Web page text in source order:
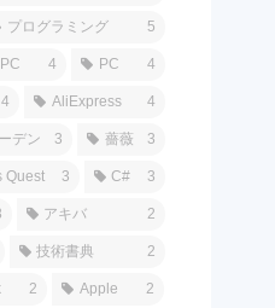
プログラミング 5
4 PC 4
4 AliExpress 4
デン 3 薔薇 3
Quest 3 C# 3
アキバ 2
技術書典 2
2 Apple 2